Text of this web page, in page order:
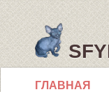
ГЛАВНАЯ